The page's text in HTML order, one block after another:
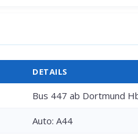
DETAILS
Bus 447 ab Dortmund
Auto: A44